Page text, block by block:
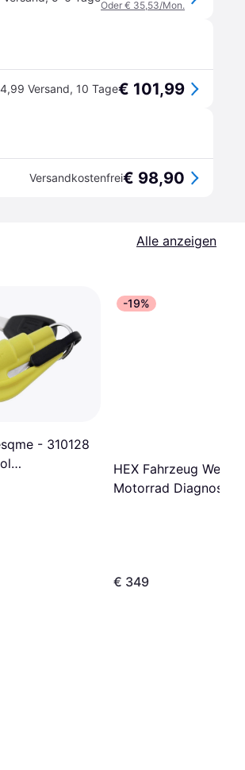
Oder € 35,53/Mon.
Versand, 10 Tage€ 101,99
Versandkostenfrei€ 98,90
Alle anzeigen
- 310128
-19%
HEX Fahrzeug
Motorrad
€ 349